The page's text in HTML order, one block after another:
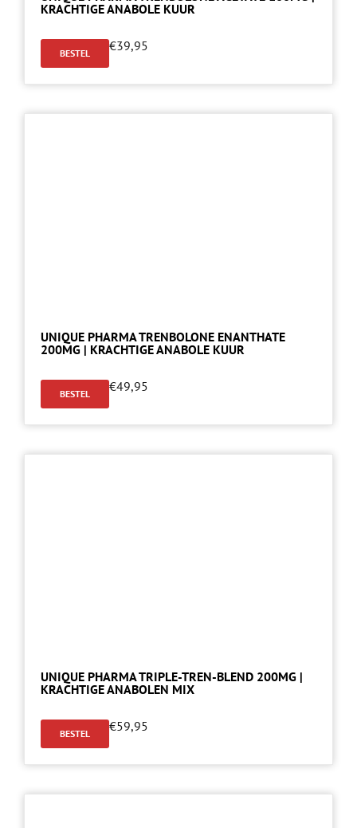
KRACHTIGE ANABOLE KUUR
BESTEL €39,95
UNIQUE PHARMA TRENBOLONE ENANTHATE
200MG | KRACHTIGE ANABOLE KUUR
BESTEL €49,95
UNIQUE PHARMA TRIPLE-TREN-BLEND 200MG |
KRACHTIGE ANABOLEN MIX
BESTEL €59,95